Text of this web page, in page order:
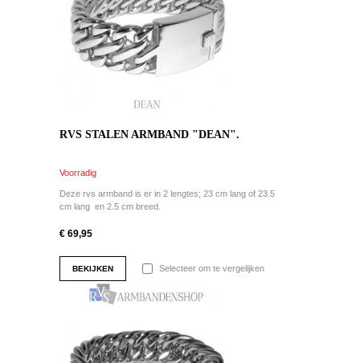
RVS STALEN ARMBAND "DEAN".
Voorradig
Deze rvs armband is er in 2 lengtes; 23 cm lang of 23.5
cm lang en 2.5 cm breed.
€ 69,95
BEKIJKEN Selecteer om te vergelijken